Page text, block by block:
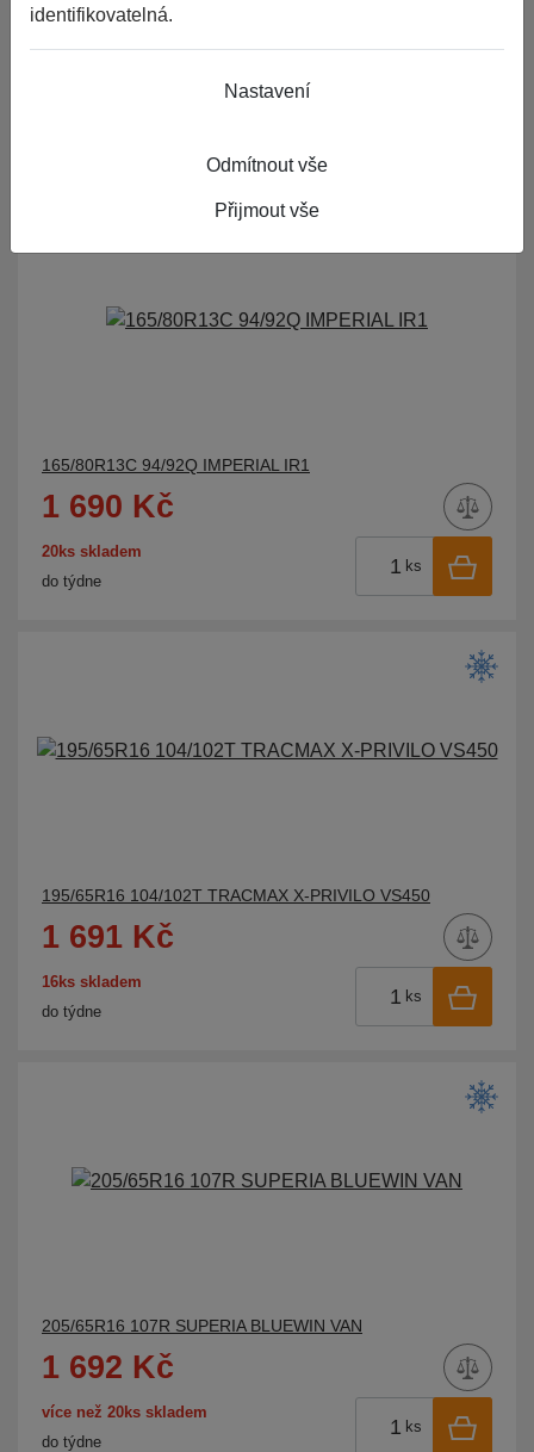
165/80R13C 94/92Q IMPERIAL IR1
1 690 Kč
20ks skladem
do týdne
ks
195/65R16 104/102T TRACMAX X-PRIVILO VS450
1 691 Kč
16ks skladem
do týdne
ks
205/65R16 107R SUPERIA BLUEWIN VAN
1 692 Kč
více než 20ks skladem
do týdne
ks
identifikovatelná.
Nastavení
Odmítnout vše
Přijmout vše